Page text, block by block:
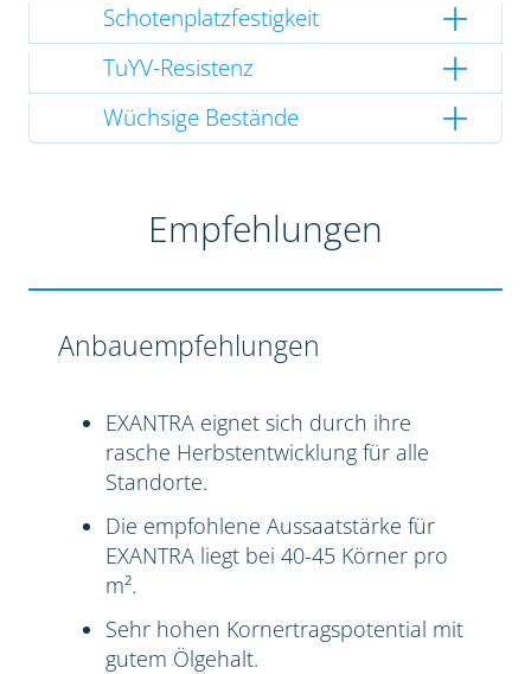
Schotenplatzfestigkeit
TuYV-Resistenz
Wüchsige Bestände
Empfehlungen
Anbauempfehlungen
EXANTRA eignet sich durch ihre
rasche Herbstentwicklung für alle
Standorte.
Die empfohlene Aussaatstärke für
EXANTRA liegt bei 40-45 Körner pro
m².
Sehr hohen Kornertragspotential mit
gutem Ölgehalt.